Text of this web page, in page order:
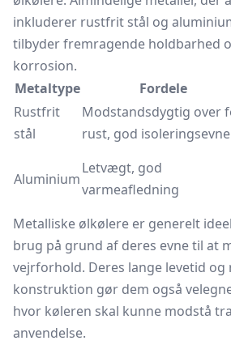
inkluderer rustfrit stål og
tilbyder fremragende holdbarhed
korrosion.
Metaltype
Fordele
Rustfrit
stål
Modstandsdygtig over
rust, god isoleringsevne
Aluminium
Letvægt, god
varmeafledning
Metalliske ølkølere er generelt
brug på grund af deres evne til at
vejrforhold. Deres lange levetid og
konstruktion gør dem også
hvor køleren skal kunne modstå
anvendelse.